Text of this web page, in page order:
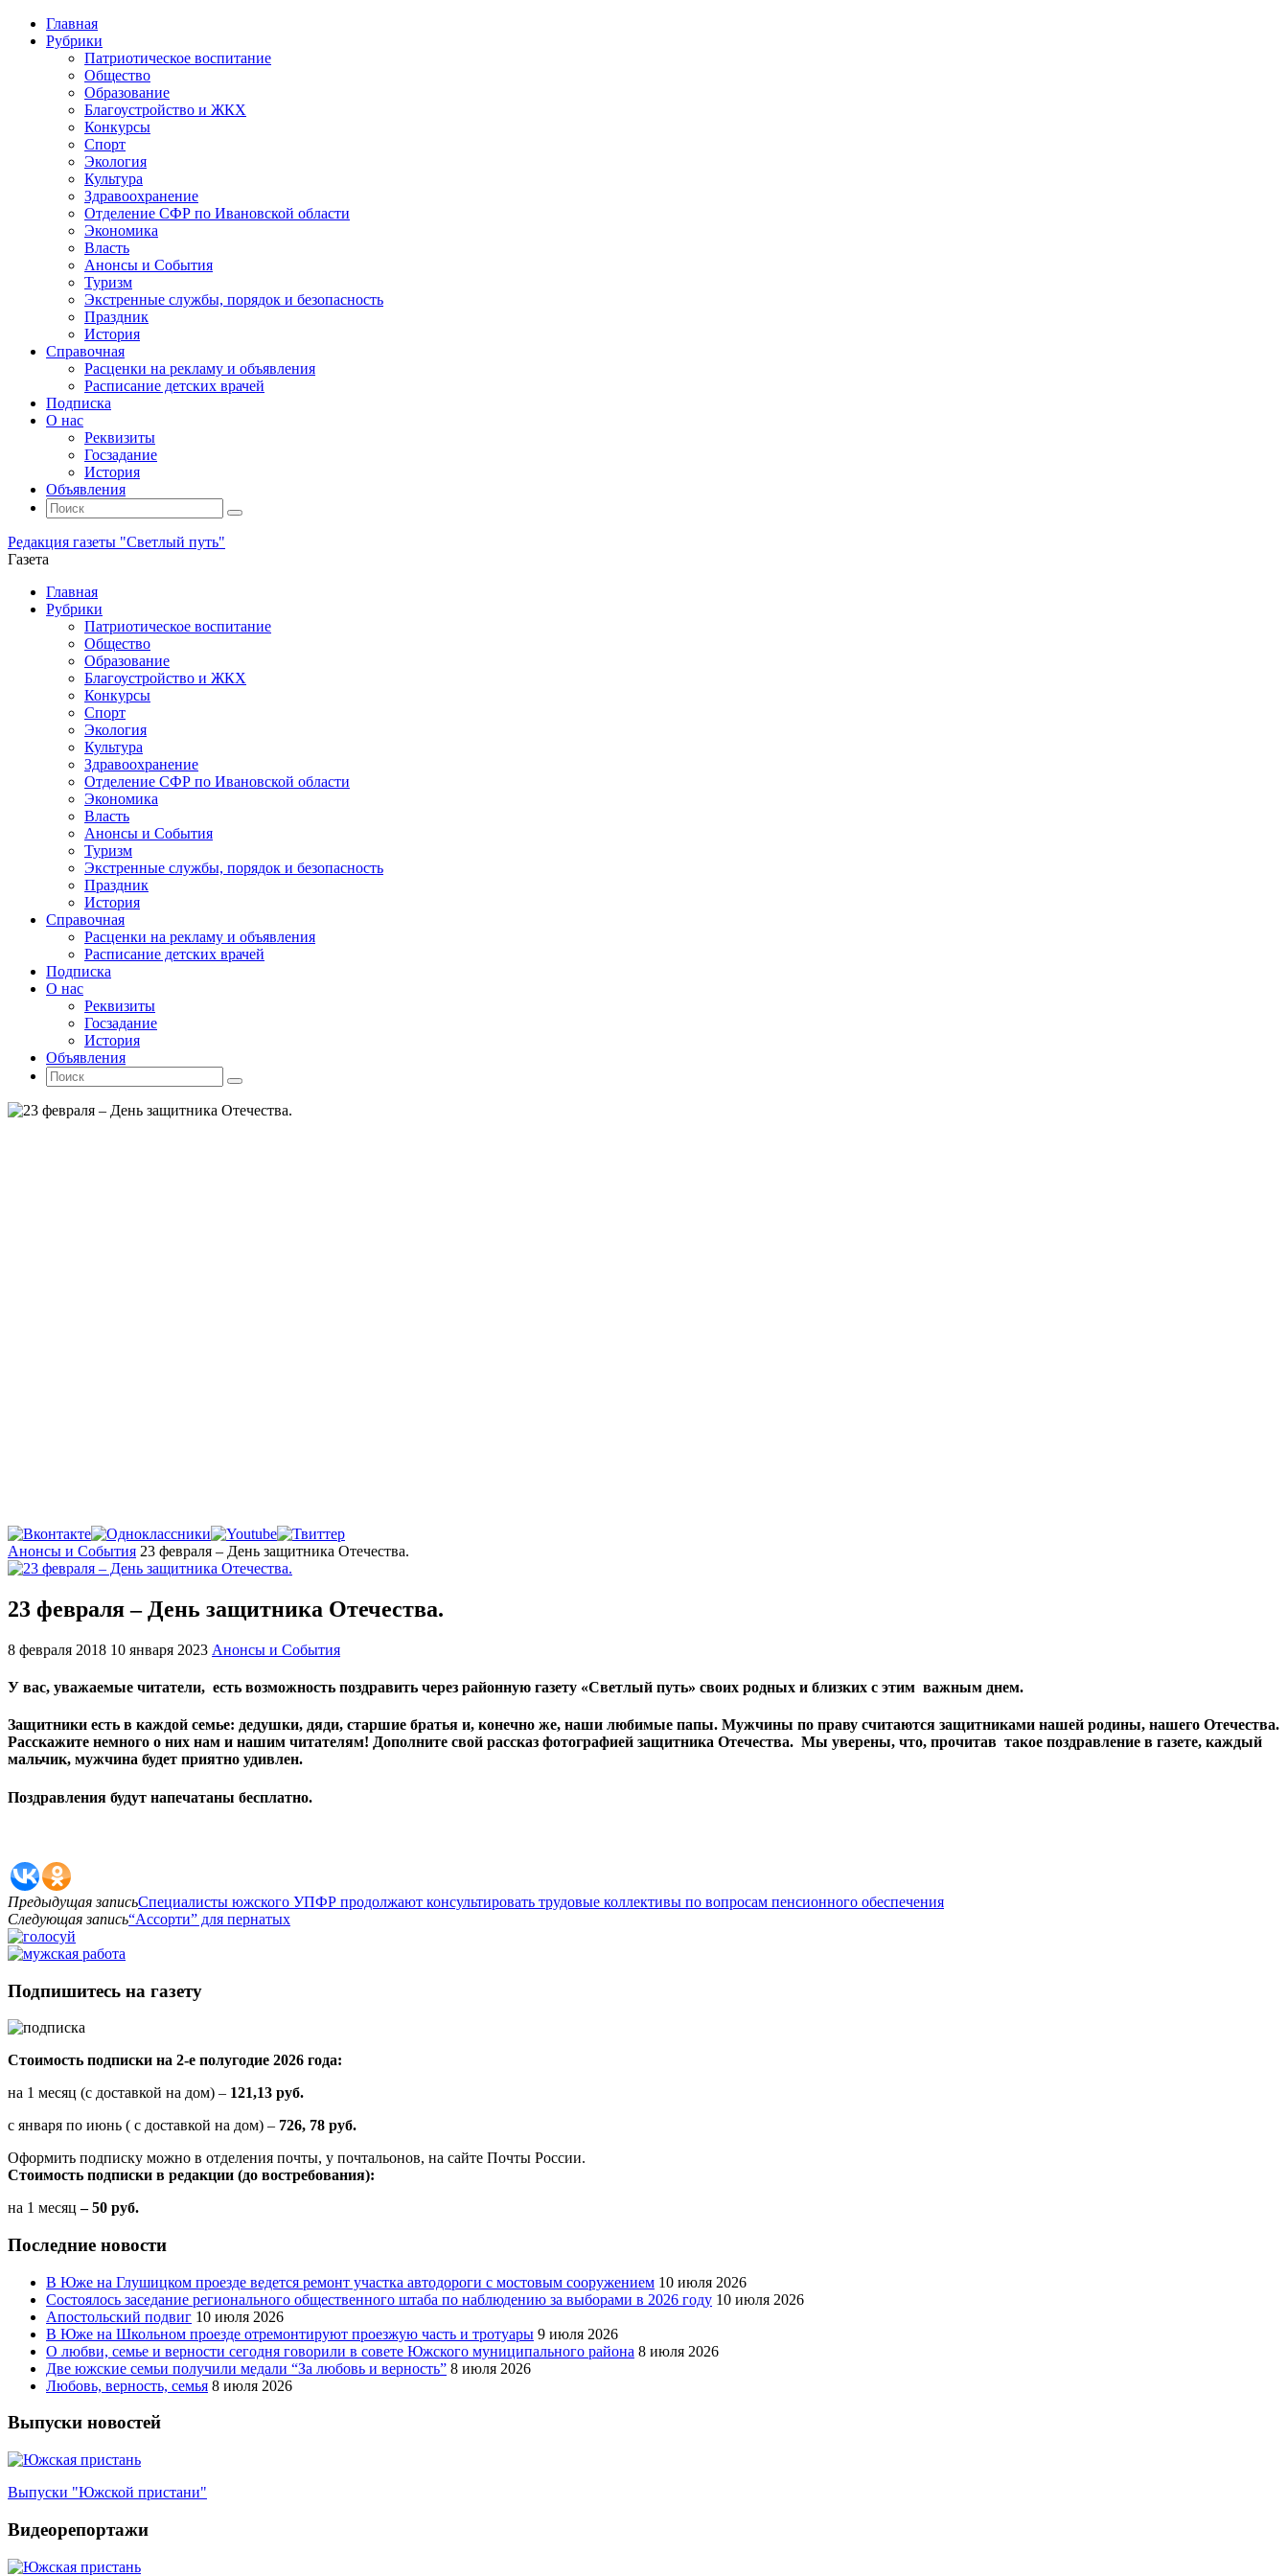
Главная
Рубрики
Патриотическое воспитание
Общество
Образование
Благоустройство и ЖКХ
Конкурсы
Спорт
Экология
Культура
Здравоохранение
Отделение СФР по Ивановской области
Экономика
Власть
Анонсы и События
Туризм
Экстренные службы, порядок и безопасность
Праздник
История
Справочная
Расценки на рекламу и объявления
Расписание детских врачей
Подписка
О нас
Реквизиты
Госзадание
История
Объявления
Поиск
Искать:
Поиск
Редакция газеты "Светлый путь"
Газета
Промотать
содержимому
Главная
Рубрики
Патриотическое воспитание
Общество
Образование
Благоустройство и ЖКХ
Конкурсы
Спорт
Экология
Культура
Здравоохранение
Отделение СФР по Ивановской области
Экономика
Власть
Анонсы и События
Туризм
Экстренные службы, порядок и безопасность
Праздник
История
Справочная
Расценки на рекламу и объявления
Расписание детских врачей
Подписка
О нас
Реквизиты
Госзадание
История
Объявления
Поиск
Искать:
Поиск
Главная
Анонсы и События 23 февраля – День защитника Отечества.
23 февраля – День защитника Отечества.
8 февраля 2018 10 января 2023 Анонсы и События
У вас, уважаемые читатели, есть возможность поздравить через районную газету «Светлый путь» своих родных и близких с этим важным днем.
Защитники есть в каждой семье: дедушки, дяди, старшие братья и, конечно же, наши любимые папы. Мужчины по праву считаются защитниками нашей родины, нашего Отечества.
Расскажите немного о них нам и нашим читателям! Дополните свой рассказ фотографией защитника Отечества. Мы уверены, что, прочитав такое поздравление в газете, каждый
мальчик, мужчина будет приятно удивлен.
Поздравления будут напечатаны бесплатно.
Предыдущая записьСпециалисты южского УПФР продолжают консультировать трудовые коллективы по вопросам пенсионного обеспечения
Следующая запись“Ассорти” для пернатых
Подпишитесь на газету
Стоимость подписки на 2-е полугодие 2026 года:
на 1 месяц (с доставкой на дом) – 121,13 руб.
с января по июнь ( с доставкой на дом) – 726, 78 руб.
Оформить подписку можно в отделения почты, у почтальонов, на сайте Почты России.
Стоимость подписки в редакции (до востребования):
на 1 месяц – 50 руб.
Последние новости
В Юже на Глушицком проезде ведется ремонт участка автодороги с мостовым сооружением 10 июля 2026
Состоялось заседание регионального общественного штаба по наблюдению за выборами в 2026 году 10 июля 2026
Апостольский подвиг 10 июля 2026
В Юже на Школьном проезде отремонтируют проезжую часть и тротуары 9 июля 2026
О любви, семье и верности сегодня говорили в совете Южского муниципального района 8 июля 2026
Две южские семьи получили медали “За любовь и верность” 8 июля 2026
Любовь, верность, семья 8 июля 2026
Выпуски новостей
Выпуски "Южской пристани"
Видеорепортажи